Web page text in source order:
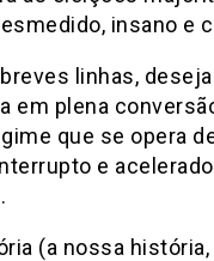
insano e
linhas,
em plena
que se opera
e
(a nossa história,